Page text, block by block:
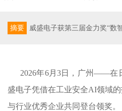
摘要 威盛电子获第三届金力奖“数
2026年6月3日，广州——在日
盛电子凭借在工业安全AI领域
与行业优秀企业共同登台领奖。